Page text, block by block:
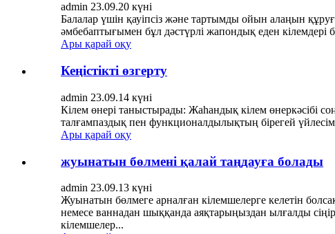
admin 23.09.20 күні
Балалар үшін қауіпсіз және тартымды ойын алаңын
әмбебаптығымен бұл дәстүрлі жапондық еден кілемдері
Ары қарай оқу
Кеңістікті өзгерту
admin 23.09.14 күні
Кілем өнері таныстырады: Жаһандық кілем өнеркәсібі
талғампаздық пен функционалдылықтың бірегей
Ары қарай оқу
жуынатын бөлмені қалай таңдауға болады
admin 23.09.13 күні
Жуынатын бөлмеге арналған кілемшелерге келетін
немесе ваннадан шыққанда аяқтарыңыздан ылғалды
кілемшелер...